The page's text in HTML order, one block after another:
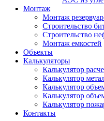
Монтаж
Монтаж
Строительство
Строительство
Монтаж емкостей
Объекты
Калькуляторы
Калькулятор
Калькулятор
Калькулятор
Калькулятор
Калькулятор
Контакты